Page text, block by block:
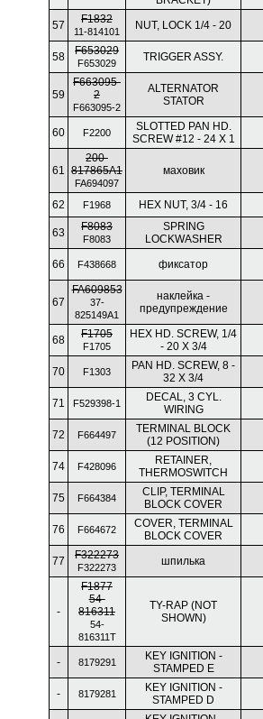
57 F1832
11-814101 NUT, LOCK 1/4 - 20
58
F653029
F653029 TRIGGER ASSY.
59
F663095-
2
F663095-2
ALTERNATOR
STATOR
60 F2200
SLOTTED PAN HD.
SCREW #12 - 24 X 1
61
200-
817865A1
FA694097
маховик
62 F1968 HEX NUT, 3/4 - 16
63 F8083
F8083
SPRING
LOCKWASHER
66
F438668 фиксатор
67
FA609853
37-
825149A1
наклейка -
предупреждение
68 F1705
F1705
HEX HD. SCREW, 1/4
- 20 X 3/4
70
F1303
PAN HD. SCREW, 8 -
32 X 3/4
71
F529398-1
DECAL, 3 CYL.
WIRING
72
F664497
TERMINAL BLOCK
(12 POSITION)
74
F428096
RETAINER,
THERMOSWITCH
75
F664384
CLIP, TERMINAL
BLOCK COVER
76
F664672
COVER, TERMINAL
BLOCK COVER
77
F322273
F322273 шпилька
-
F1877
54-
816311
54-
816311T
TY-RAP (NOT
SHOWN)
- 8179291
KEY IGNITION -
STAMPED E
- 8179281
KEY IGNITION -
STAMPED D